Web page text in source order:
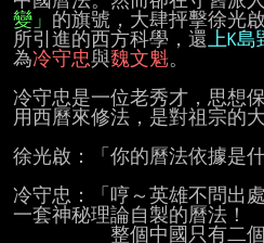
變」 的旗號，大肆抨擊徐光啟
所引進的西方科學，還
上K
為冷守忠與魏文魁。
冷守忠是一位老秀才，思想
用西曆來修法，是對祖宗的大
徐光啟：「你的曆法依據是什
冷守忠：「哼～英雄不問出
一套神秘理論自製的曆法！